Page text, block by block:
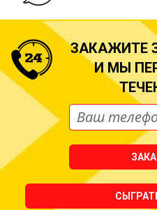
ЗАКАЖИТЕ
И МЫ